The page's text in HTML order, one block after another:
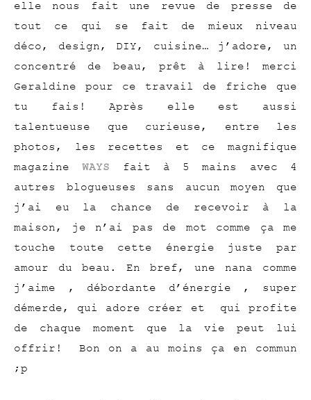
elle nous fait une revue de presse de
tout ce qui se fait de mieux niveau
déco, design, DIY, cuisine… j’adore, un
concentré de beau, prêt à lire! merci
Geraldine pour ce travail de friche que
tu fais! Après elle est aussi
talentueuse que curieuse, entre les
photos, les recettes et ce magnifique
magazineWAYS fait à 5 mains avec 4
autres blogueuses sans aucun moyen que
j’ai eu la chance de recevoir à la
maison, je n’ai pas de mot comme ça me
touche toute cette énergie juste par
amour du beau. En bref, une nana comme
j’aime , débordante d’énergie , super
démerde, qui adore créer et qui profite
de chaque moment que la vie peut lui
offrir! Bon on a au moins ça en commun
;p